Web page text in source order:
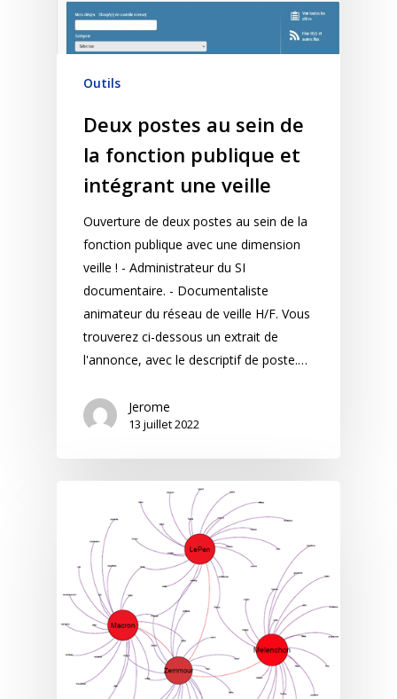
Outils
Deux postes au sein de
la fonction publique et
intégrant une veille
Ouverture de deux postes au sein de la
fonction publique avec une dimension
veille ! - Administrateur du SI
documentaire. - Documentaliste
animateur du réseau de veille H/F. Vous
trouverez ci-dessous un extrait de
l'annonce, avec le descriptif de poste.…
Jerome
13 juillet 2022